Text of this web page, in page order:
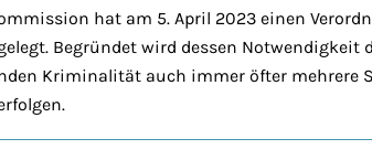
hat am 5. April 2023 einen
Begründet wird dessen
Kriminalität auch immer öfter mehrere